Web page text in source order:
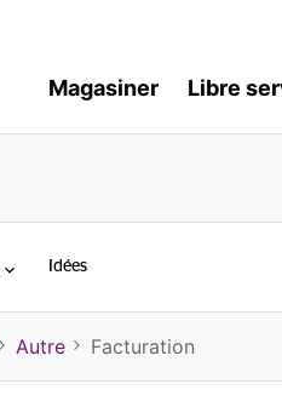
Magasiner Libre
Idées
Autre Facturation